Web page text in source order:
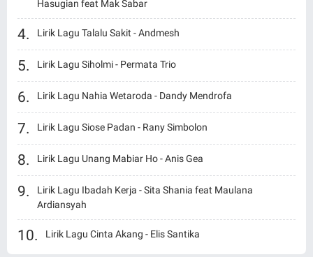
Hasugian feat Mak Sabar
Lirik Lagu Talalu Sakit - Andmesh
Lirik Lagu Siholmi - Permata Trio
Lirik Lagu Nahia Wetaroda - Dandy Mendrofa
Lirik Lagu Siose Padan - Rany Simbolon
Lirik Lagu Unang Mabiar Ho - Anis Gea
Lirik Lagu Ibadah Kerja - Sita Shania feat Maulana
Ardiansyah
Lirik Lagu Cinta Akang - Elis Santika